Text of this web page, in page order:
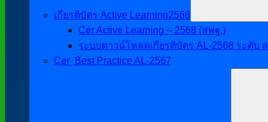
เกียรติบัตร Active Learning2568
Cer Active Learning – 2568 (สพฐ.)
ระบบดาวน์โหลดเกียรติบัตร AL-2568 ระดับ
Cer ฺ Best Practice AL-2567